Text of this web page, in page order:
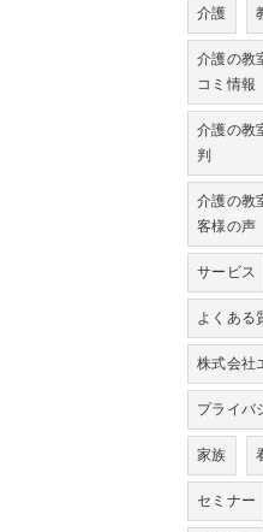
介護
介護の教
コミ情報
介護の教
判
介護の教
客様の声
サービス
よくある
株式会社
プライバ
家族
セミナー